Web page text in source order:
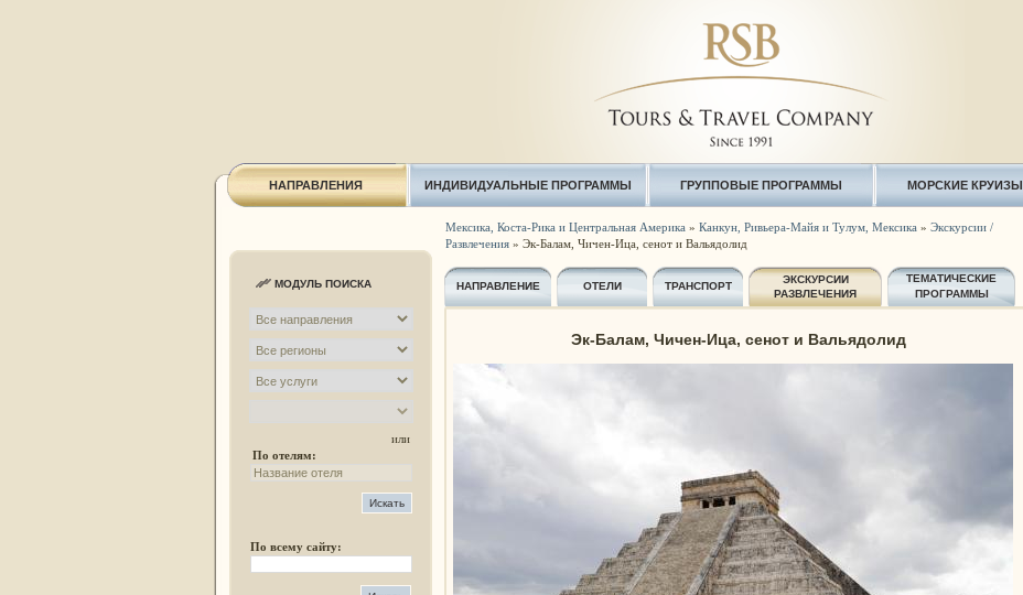
НАПРАВЛЕНИЯ ИНДИВИДУАЛЬНЫЕ ПРОГРАММЫ ГРУППОВЫЕ ПРОГРАММЫ МОРСКИЕ КРУИЗЫ
МОДУЛЬ ПОИСКА
или
По отелям:
По всему сайту:
Мексика, Коста-Рика и Центральная Америка » Канкун, Ривьера-Майя и Тулум, Мексика » Экскурсии /
Развлечения» Эк-Балам, Чичен-Ица, сенот и Вальядолид
НАПРАВЛЕНИЕ ОТЕЛИ ТРАНСПОРТ
ЭКСКУРСИИ
РАЗВЛЕЧЕНИЯ
ТЕМАТИЧЕСКИЕ
ПРОГРАММЫ
Эк-Балам, Чичен-Ица, сенот и Вальядолид